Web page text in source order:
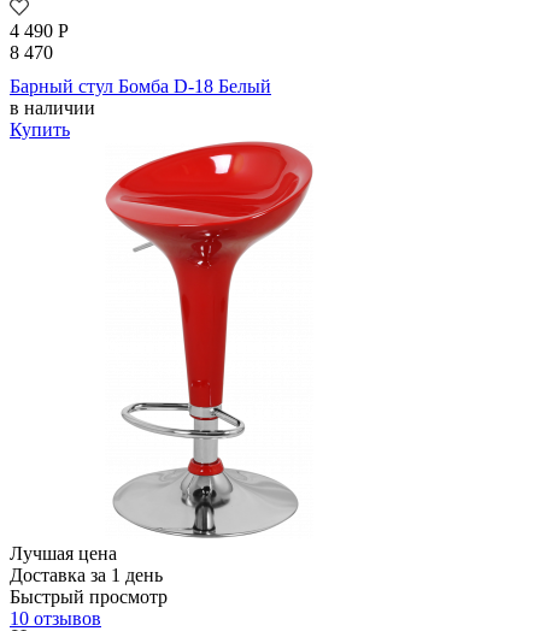
4 490 Р
8 470
Барный стул Бомба D-18 Белый
в наличии
Купить
Лучшая цена
Доставка за 1 день
Быстрый просмотр
10 отзывов